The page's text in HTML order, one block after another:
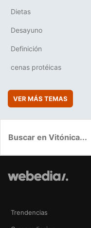
Dietas
Desayuno
Definición
cenas protéicas
VER MÁS TEMAS
Trendencias